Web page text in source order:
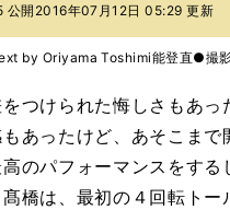
公開 2016年07月12日 05:29 更新
by Oriyama Toshimi能登直●撮
をつけられた悔しさもあっ
あったけど、あそこまで
のパフォーマンスをする
橋は、最初の４回転トー